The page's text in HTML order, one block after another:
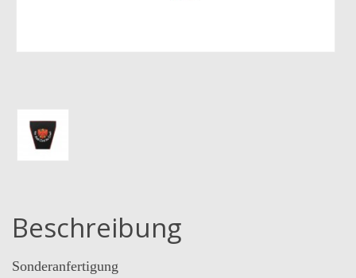
Beschreibung
Sonderanfertigung